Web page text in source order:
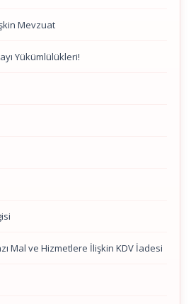
Mevzuat
Yükümlülükleri!
Mal ve Hizmetlere İlişkin KDV İadesi